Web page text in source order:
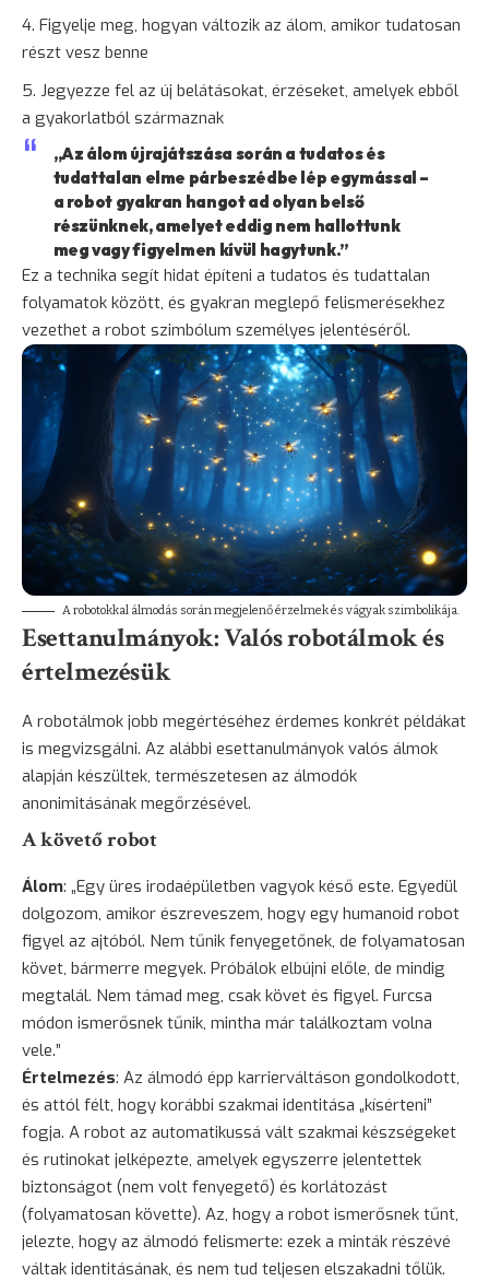
Figyelje meg, hogyan változik az álom, amikor tudatosan
részt vesz benne
Jegyezze fel az új belátásokat, érzéseket, amelyek ebből
a gyakorlatból származnak
„Az álom újrajátszása során a tudatos és
tudattalan elme párbeszédbe lép egymással –
a robot gyakran hangot ad olyan belső
részünknek, amelyet eddig nem hallottunk
meg vagy figyelmen kívül hagytunk.”
Ez a technika segít hidat építeni a tudatos és tudattalan
folyamatok között, és gyakran meglepő felismerésekhez
vezethet a robot szimbólum személyes jelentéséről.
A robotokkal álmodás során megjelenő érzelmek és vágyak szimbolikája.
Esettanulmányok: Valós robotálmok és
értelmezésük
A robotálmok jobb megértéséhez érdemes konkrét példákat
is megvizsgálni. Az alábbi esettanulmányok valós álmok
alapján készültek, természetesen az álmodók
anonimitásának megőrzésével.
A követő robot
Álom: „Egy üres irodaépületben vagyok késő este. Egyedül
dolgozom, amikor észreveszem, hogy egy humanoid robot
figyel az ajtóból. Nem tűnik fenyegetőnek, de folyamatosan
követ, bármerre megyek. Próbálok elbújni előle, de mindig
megtalál. Nem támad meg, csak követ és figyel. Furcsa
módon ismerősnek tűnik, mintha már találkoztam volna
vele.”
Értelmezés: Az álmodó épp karrierváltáson gondolkodott,
és attól félt, hogy korábbi szakmai identitása „kísérteni”
fogja. A robot az automatikussá vált szakmai készségeket
és rutinokat jelképezte, amelyek egyszerre jelentettek
biztonságot (nem volt fenyegető) és korlátozást
(folyamatosan követte). Az, hogy a robot ismerősnek tűnt,
jelezte, hogy az álmodó felismerte: ezek a minták részévé
váltak identitásának, és nem tud teljesen elszakadni tőlük.